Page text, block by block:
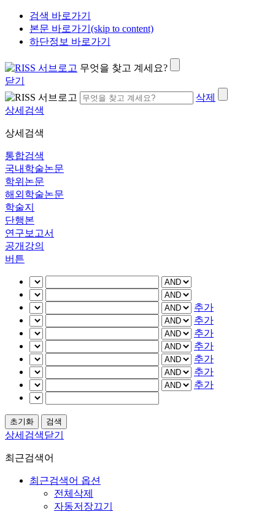
검색 바로가기
본문 바로가기(skip to content)
하단정보 바로가기
무엇을 찾고 계세요?
닫기
삭제
상세검색
상세검색
통합검색
국내학술논문
학위논문
해외학술논문
학술지
단행본
연구보고서
공개강의
버튼
추가
추가
추가
추가
추가
추가
추가
상세검색닫기
최근검색어
최근검색어 옵션
전체삭제
자동저장끄기